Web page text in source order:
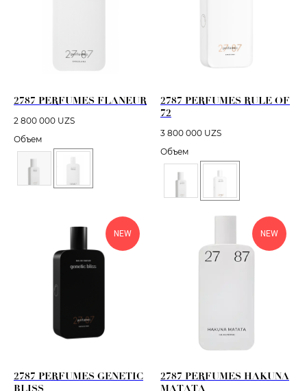
2787 PERFUMES FLANEUR
2 800 000 UZS
Объем
2787 PERFUMES RULE OF
72
3 800 000 UZS
Объем
NEW
2787 PERFUMES GENETIC
BLISS
NEW
2787 PERFUMES HAKUNA
MATATA